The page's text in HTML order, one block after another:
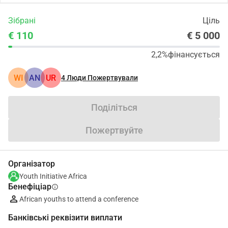
Зібрані Ціль
€ 110 € 5 000
2,2%фінансується
WI AN UR 4Люди Пожертвували
Поділіться
Пожертвуйте
Організатор
Youth Initiative Africa
Бенефіціарinfo
African youths to attend a conference
Банківські реквізити виплати